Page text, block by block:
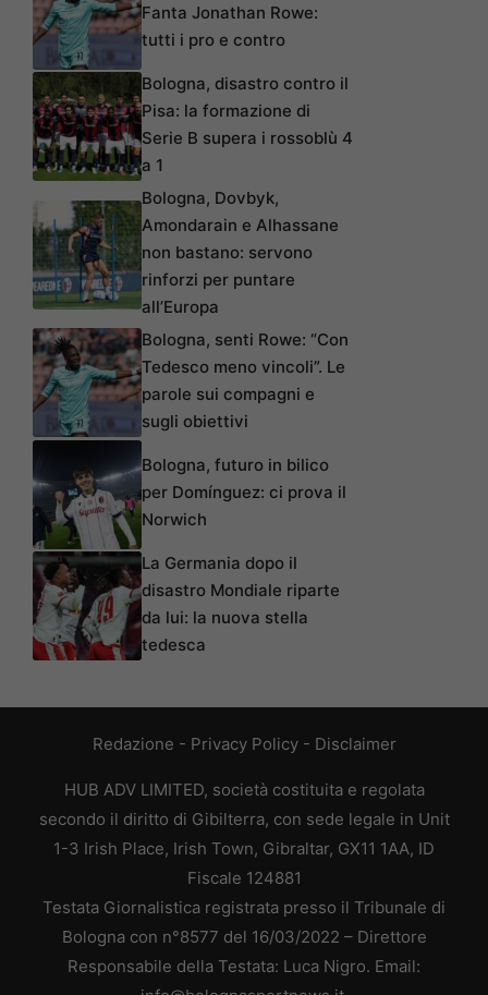
Fanta Jonathan Rowe:
tutti i pro e contro
Bologna, disastro contro il
Pisa: la formazione di
Serie B supera i rossoblù 4
a 1
Bologna, Dovbyk,
Amondarain e Alhassane
non bastano: servono
rinforzi per puntare
all’Europa
Bologna, senti Rowe: “Con
Tedesco meno vincoli”. Le
parole sui compagni e
sugli obiettivi
Bologna, futuro in bilico
per Domínguez: ci prova il
Norwich
La Germania dopo il
disastro Mondiale riparte
da lui: la nuova stella
tedesca
Redazione - Privacy Policy- Disclaimer
HUB ADV LIMITED, società costituita e regolata
secondo il diritto di Gibilterra, con sede legale in Unit
1-3 Irish Place, Irish Town, Gibraltar, GX11 1AA, ID
Fiscale 124881
Testata Giornalistica registrata presso il Tribunale di
Bologna con n°8577 del 16/03/2022 – Direttore
Responsabile della Testata: Luca Nigro. Email: